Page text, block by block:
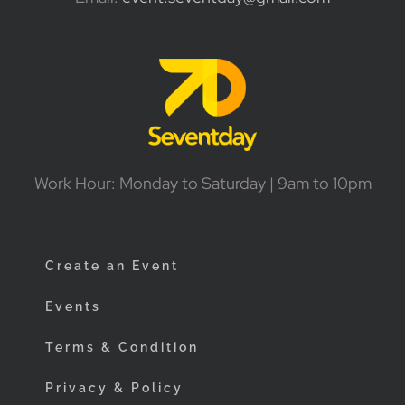
Work Hour: Monday to Saturday | 9am to 10pm
Create an Event
Events
Terms & Condition
Privacy & Policy